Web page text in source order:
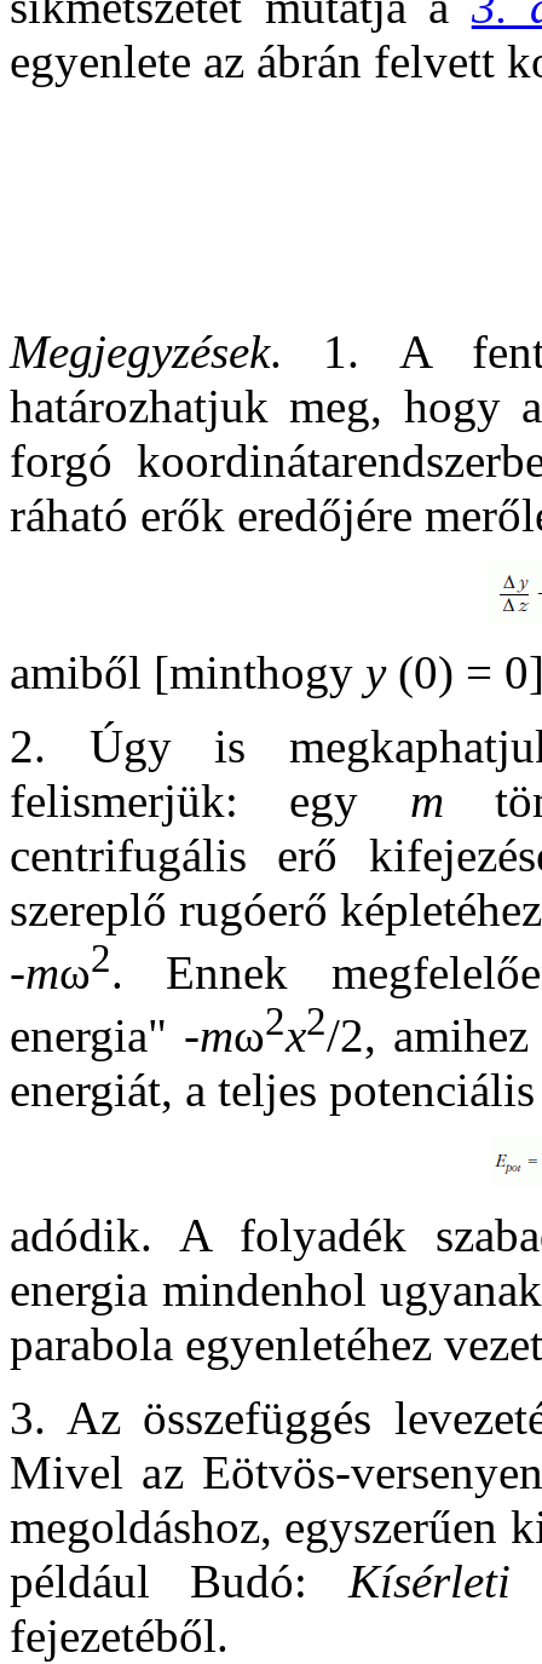
egyenlete az ábrán felvett
Megjegyzések. 1. A fenti
határozhatjuk meg, hogy
forgó
ráható erők eredőjére
amiből [minthogy y(0) = 0]
2. Úgy is
felismerjük: egy m
centrifugális erő
szereplő rugóerő
-mω2. Ennek
energia" -mω2x2/2,
energiát, a teljes
adódik. A folyadék
energia mindenhol
parabola egyenletéhez
3. Az összefüggés
Mivel az Eötvös-
megoldáshoz, egyszerűen
például Budó: Kísérleti
fejezetéből.